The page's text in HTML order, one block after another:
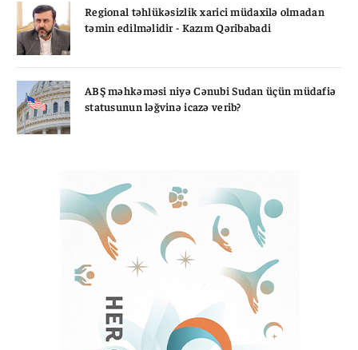
Regional təhlükəsizlik xarici müdaxilə olmadan
təmin edilməlidir - Kazım Qəribabadi
ABŞ məhkəməsi niyə Cənubi Sudan üçün müdafiə
statusunun ləğvinə icazə verib?